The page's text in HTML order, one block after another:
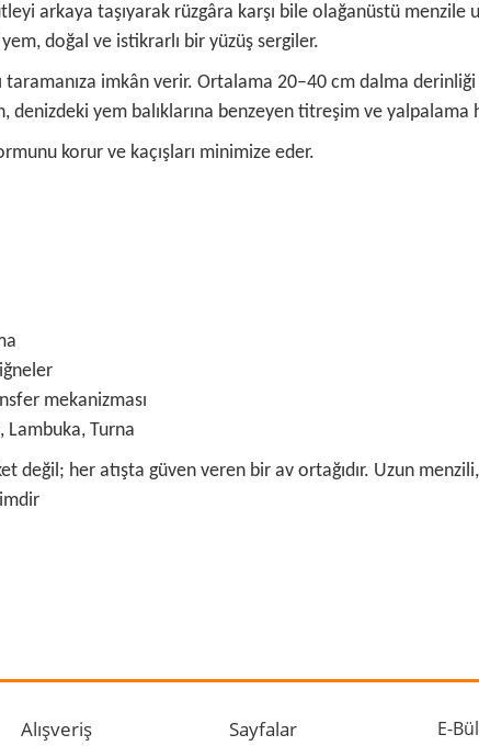
arkaya taşıyarak rüzgâra karşı bile olağanüstü menzile
doğal ve istikrarlı bir yüzüş sergiler.
taramanıza imkân verir. Ortalama 20–40 cm dalma
denizdeki yem balıklarına benzeyen titreşim ve
korur ve kaçışları minimize eder.
mekanizması
Turna
değil; her atışta güven veren bir av ortağıdır. Uzun
Alışveriş Sayfalar E-